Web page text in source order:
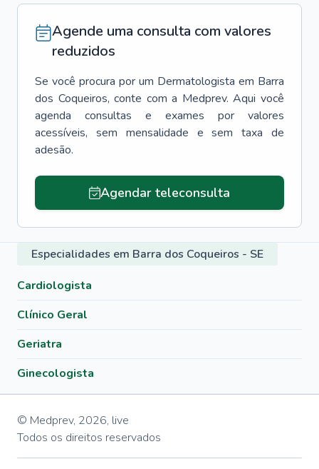
Agende uma consulta com valores
reduzidos
Se você procura por um Dermatologista em Barra
dos Coqueiros, conte com a Medprev. Aqui você
agenda consultas e exames por valores
acessíveis, sem mensalidade e sem taxa de
adesão.
Agendar teleconsulta
Especialidades em Barra dos Coqueiros - SE
Cardiologista
Clínico Geral
Geriatra
Ginecologista
© Medprev, 2026, live
Todos os direitos reservados